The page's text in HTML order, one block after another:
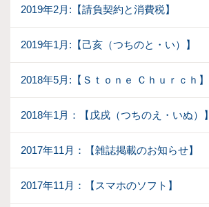
2019年2月:【請負契約と消費税】
2019年1月:【己亥（つちのと・い）】
2018年5月:【Ｓｔｏｎｅ Ｃｈｕｒｃｈ】
2018年1月：【戊戌（つちのえ・いぬ）】
2017年11月：【雑誌掲載のお知らせ】
2017年11月：【スマホのソフト】